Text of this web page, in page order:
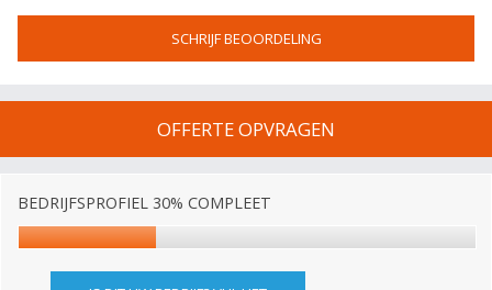
SCHRIJF BEOORDELING
OFFERTE OPVRAGEN
BEDRIJFSPROFIEL 30% COMPLEET